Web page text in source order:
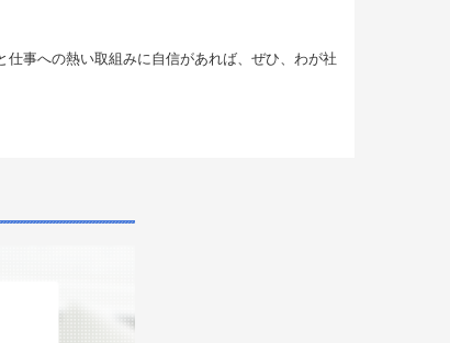
事への熱い取組みに自信があれば、ぜひ、わが社